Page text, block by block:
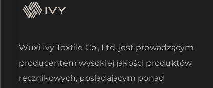
Wuxi Ivy Textile Co., Ltd. jest prowadzącym
producentem wysokiej jakości produktów
ręcznikowych, posiadającym ponad